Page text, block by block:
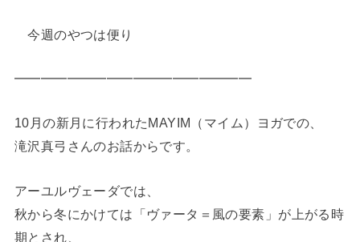
今週のやつは便り
━━━━━━━━━━━━━━━━━━
10月の新月に行われたMAYIM（マイム）ヨガでの、
滝沢真弓さんのお話からです。
アーユルヴェーダでは、
秋から冬にかけては「ヴァータ＝風の要素」が上がる時
期とされ、